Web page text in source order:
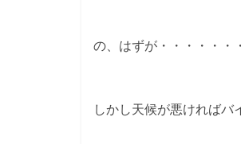
の、はずが・・・・・
しかし天候が悪ければバ